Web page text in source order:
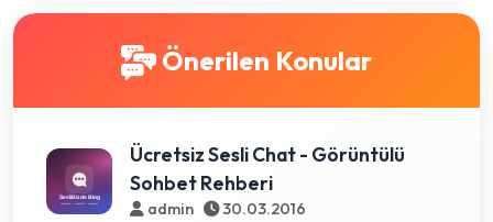
Önerilen Konular
Ücretsiz Sesli Chat - Görüntülü
Sohbet Rehberi
admin 30.03.2016